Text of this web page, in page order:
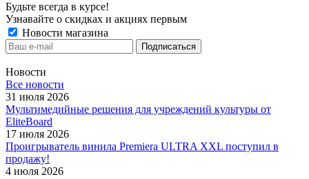
Будьте всегда в курсе!
Узнавайте о скидках и акциях первым
Новости магазина
Новости
Все новости
31 июля 2026
Мультимедийные решения для учреждений культуры от
EliteBoard
17 июля 2026
Проигрыватель винила Premiera ULTRA XXL поступил в
продажу!
4 июля 2026